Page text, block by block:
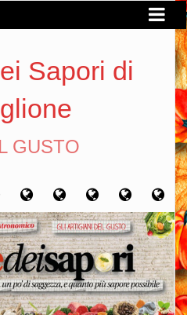
Sapori di
GUSTO
Home Chi
sono
Artigiani
del
gusto
Viaggi
del
gusto
Filosofia
del
gusto